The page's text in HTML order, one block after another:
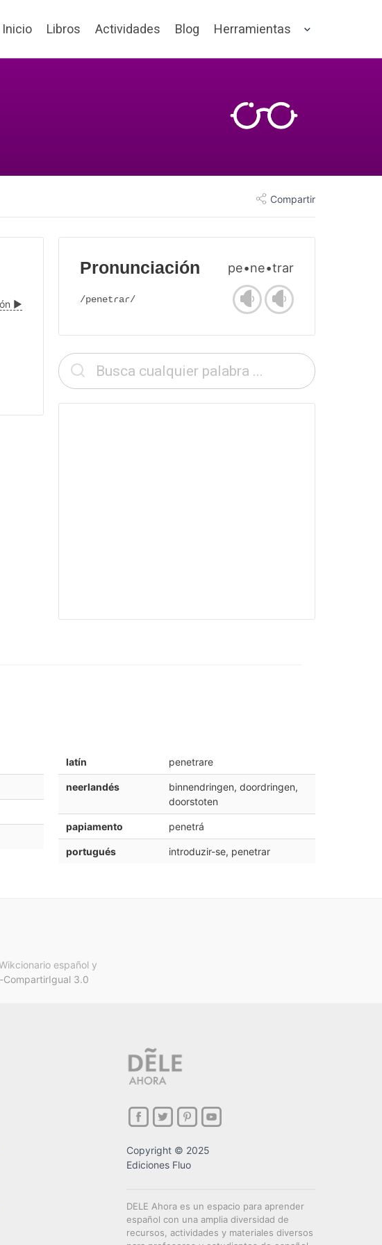
Inicio Libros Actividades Blog Herramientas
Compartir
▶
Pronunciación pe•ne•trar
/penetɾaɾ/
latín penetrare
neerlandés
binnendringen, doordringen,
doorstoten
papiamento penetrá
portugués introduzir-se, penetrar
español y
CompartirIgual 3.0
Copyright © 2025
Ediciones Fluo
DELE Ahora es un espacio para aprender
español con una amplia diversidad de
recursos, actividades y materiales diversos